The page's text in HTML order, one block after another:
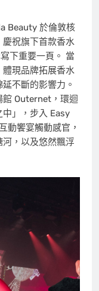
Beauty 於倫敦核
祝旗下首款香水
下重要一頁。 當
體現品牌拓展香水
不斷的影響力。
館 Outernet，環迴
」，步入 Easy
動饗宴觸動感官，
，以及悠然飄浮